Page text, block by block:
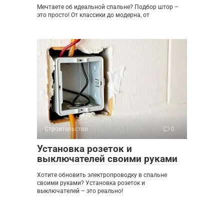
Мечтаете об идеальной спальне? Подбор штор –
это просто! От классики до модерна, от
Строительство 0
Установка розеток и
выключателей своими руками
Хотите обновить электропроводку в спальне
своими руками? Установка розеток и
выключателей – это реально!